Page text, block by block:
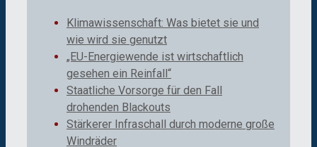
Klimawissenschaft: Was bietet sie und
wie wird sie genutzt
„EU-Energiewende ist wirtschaftlich
gesehen ein Reinfall“
Staatliche Vorsorge für den Fall
drohenden Blackouts
Stärkerer Infraschall durch moderne große
Windräder